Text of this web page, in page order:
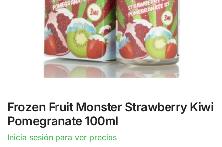
Frozen Fruit Monster Strawberry Kiwi
Pomegranate 100ml
Inicia sesión para ver precios